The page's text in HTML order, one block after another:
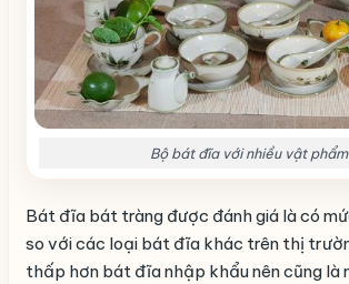
Bộ bát đĩa với nhiều vật phẩm
Bát đĩa bát tràng được đánh giá là có
so với các loại bát đĩa khác trên thị
thấp hơn bát đĩa nhập khẩu nên cũng là